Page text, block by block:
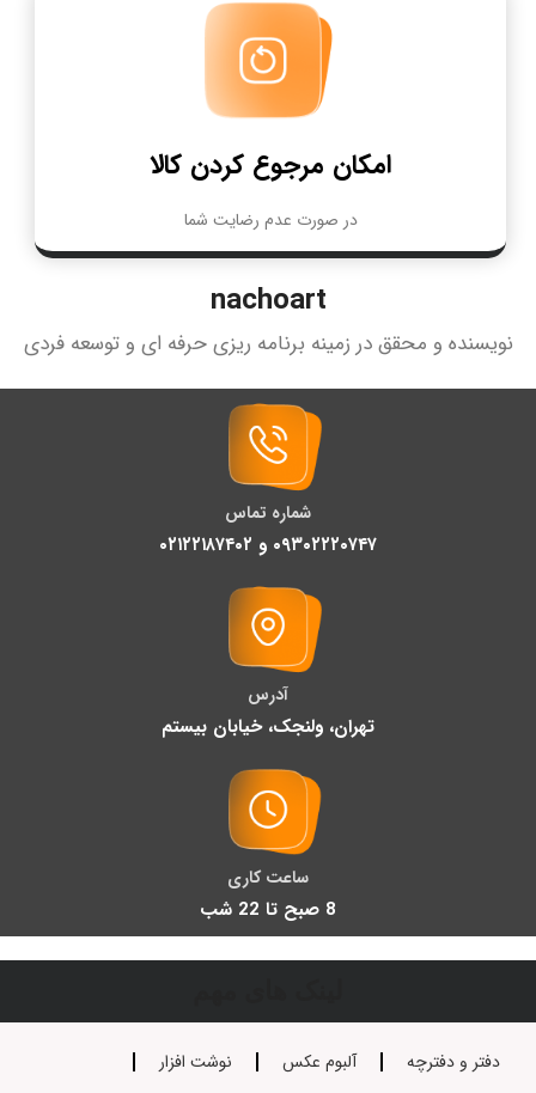
امکان مرجوع کردن کالا
در صورت عدم رضایت شما
nachoart
نویسنده و محقق در زمینه برنامه ریزی حرفه ای و توسعه فردی
شماره تماس
۰۹۳۰۲۲۲۰۷۴۷ و ۰۲۱۲۲۱۸۷۴۰۲
آدرس
تهران، ولنجک، خیابان بیستم
ساعت کاری
8 صبح تا 22 شب
دفتر و دفترچه آلبوم عکس نوشت افزار